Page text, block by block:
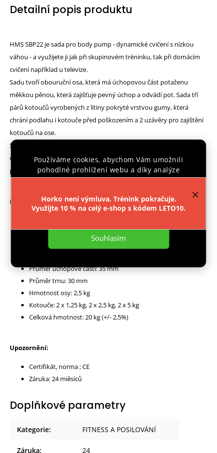
Používáme cookies, abychom Vám umožnili
pohodlné prohlížení webu a díky analýze
provozu webu neustále zlepšovali jeho funkce,
Nastavení
Souhlasím
Horko není výmluva. Trénink pokračuje.
Využijte 10 % na celý e-shop s kódem LETO10.
Detailní popis produktu
HMS SBP22 je sada pro body pump - dynamické cvičení s nízkou
váhou - a využijete ji jak při skupinovém tréninku, tak při domácím
cvičení například u televize.
Sadu tvoří obouruční osa, která má úchopovou část potaženu
měkkou pěnou, která zajišťuje pevný úchop a odvádí pot. Sada tří
párů kotoučů vyrobených z litiny pokryté vrstvou gumy, která
chrání podlahu i kotouče před poškozením a 2 uzávěry pro zajištění
kotoučů na ose.
Samotné kotouče mají tvar dvanáctiúhelníku, takže se činka po
odložení neodvalí. Otvory v kotoučích slouží jako madla a lze je tak
použít i samostatně k funkčnímu tréninku.
Parametry:
Povrch rukojeti: protiskluzová pěna
Průměr úchopové části: 35 mm
Průměr trnu: 30 mm
Hmotnost osy: 2,5 kg
Kotouče: 2 x 1,25 kg, 2 x 2,5 kg, 2 x 5 kg
Celková hmotnost: 20 kg (+/- 2,5%)
Upozornění:
Certifikát, norma ; CE
Záruka: 24 miěsíců
Doplňkové parametry
Kategorie: FITNESS A POSILOVÁNÍ
Záruka: 24